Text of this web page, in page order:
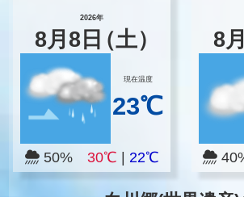
2026年
8月8 日（土）
現在温度
23℃
50% 30℃ 22℃
8月